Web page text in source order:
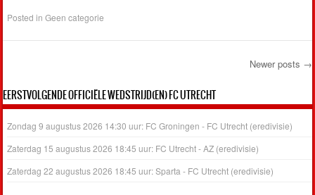
Posted inGeen categorie
Post navigation
Newer posts →
EERSTVOLGENDE OFFICIËLE WEDSTRIJD(EN) FC UTRECHT
Zondag 9 augustus 2026 14:30 uur: FC Groningen - FC Utrecht (eredivisie)
Zaterdag 15 augustus 2026 18:45 uur: FC Utrecht - AZ (eredivisie)
Zaterdag 22 augustus 2026 18:45 uur: Sparta - FC Utrecht (eredivisie)